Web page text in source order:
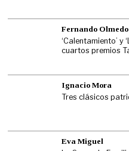
Fernando Olmedo
‘Calentamiento’ y
cuartos premios
Ignacio Mora
Tres clásicos
Eva Miguel